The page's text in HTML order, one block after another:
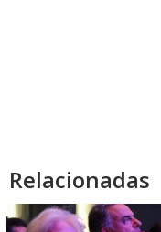
Relacionadas